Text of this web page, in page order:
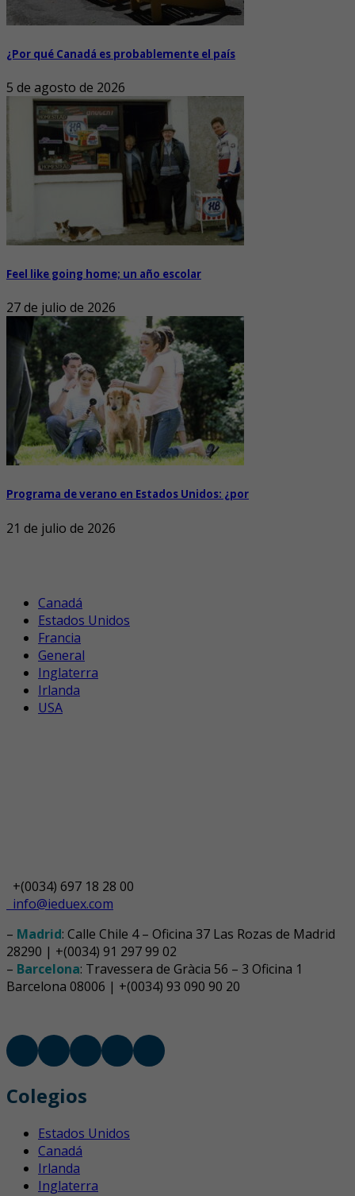
¿Por qué Canadá es probablemente el país
5 de agosto de 2026
Feel like going home; un año escolar
27 de julio de 2026
Programa de verano en Estados Unidos: ¿por
21 de julio de 2026
Canadá
Estados Unidos
Francia
General
Inglaterra
Irlanda
USA
+(0034) 697 18 28 00
info@ieduex.com
– Madrid: Calle Chile 4 – Oficina 37 Las Rozas de Madrid
28290 | +(0034) 91 297 99 02
– Barcelona: Travessera de Gràcia 56 – 3 Oficina 1
Barcelona 08006 | +(0034) 93 090 90 20
Colegios
Estados Unidos
Canadá
Irlanda
Inglaterra